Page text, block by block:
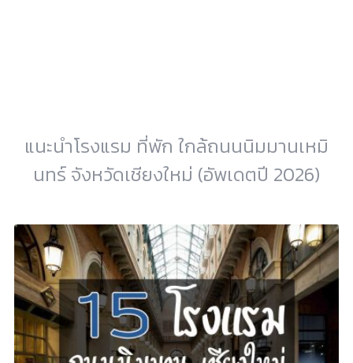
แนะนำโรงแรม ที่พัก ใกล้ถนนนิมมานเหมิ
นทร์ จังหวัดเชียงใหม่ (อัพเดตปี 2026)